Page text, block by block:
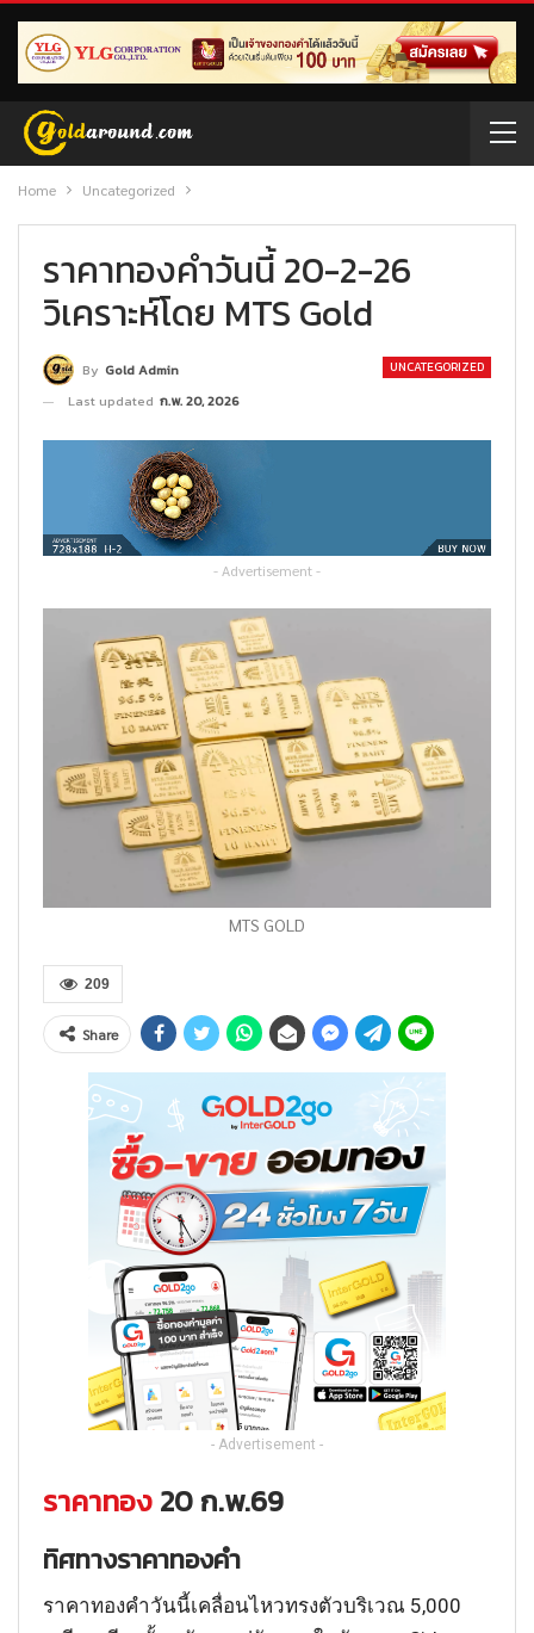
Home Uncategorized
ราคาทองคำวันนี้ 20-2-26
วิเคราะห์โดย MTS Gold
UNCATEGORIZED
By Gold Admin
Last updated ก.พ. 20, 2026
- Advertisement -
MTS GOLD
209
Share
- Advertisement -
ราคาทอง 20 ก.พ.69
ทิศทางราคาทองคำ
ราคาทองคำวันนี้เคลื่อนไหวทรงตัวบริเวณ 5,000